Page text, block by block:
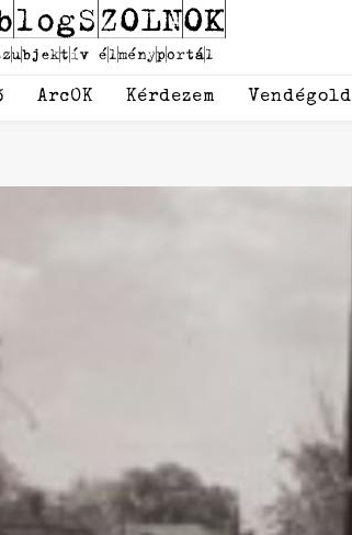
ArcOK Kérdezem